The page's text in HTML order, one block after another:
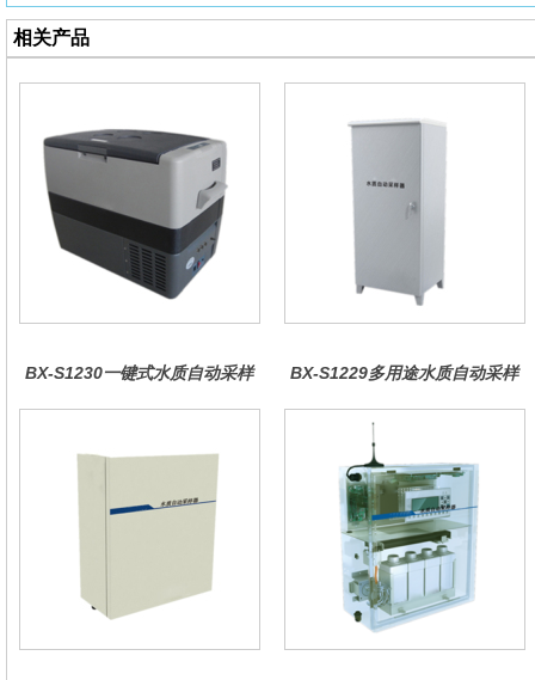
相关产品
BX-S1230一键式水质自动采样
BX-S1229多用途水质自动采样